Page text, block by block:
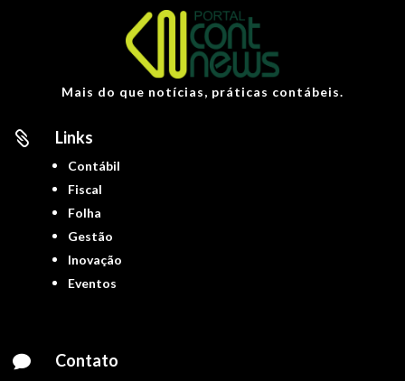
Mais do que notícias, práticas contábeis.
 Links
Contábil
Fiscal
Folha
Gestão
Inovação
Eventos
 Contato